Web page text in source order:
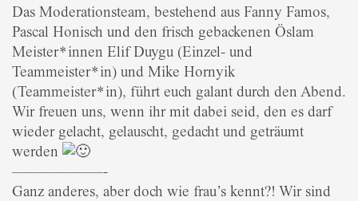
Das Moderationsteam, bestehend aus Fanny Famos,
Pascal Honisch und den frisch gebackenen Öslam
Meister*innen Elif Duygu (Einzel- und
Teammeister*in) und Mike Hornyik
(Teammeister*in), führt euch galant durch den Abend.
Wir freuen uns, wenn ihr mit dabei seid, den es darf
wieder gelacht, gelauscht, gedacht und geträumt
werden
——————-
Ganz anderes, aber doch wie frau’s kennt?! Wir sind